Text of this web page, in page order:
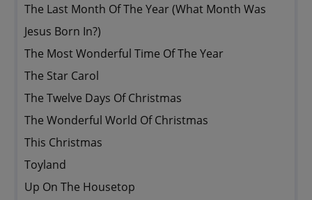
The Last Month Of The Year (What Month Was
Jesus Born In?)
The Most Wonderful Time Of The Year
The Star Carol
The Twelve Days Of Christmas
The Wonderful World Of Christmas
This Christmas
Toyland
Up On The Housetop